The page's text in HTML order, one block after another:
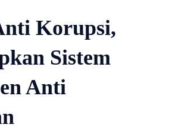
Korupsi,
Sistem
Anti